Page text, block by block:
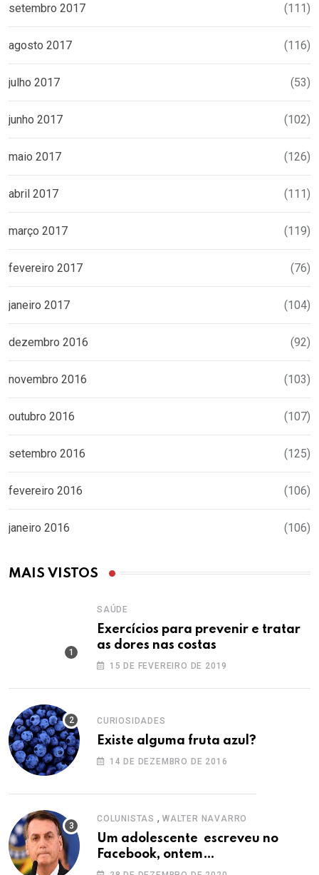
setembro 2017 (111)
agosto 2017 (116)
julho 2017 (53)
junho 2017 (102)
maio 2017 (126)
abril 2017 (111)
março 2017 (119)
fevereiro 2017 (76)
janeiro 2017 (104)
dezembro 2016 (92)
novembro 2016 (103)
outubro 2016 (107)
setembro 2016 (125)
fevereiro 2016 (106)
janeiro 2016 (106)
MAIS VISTOS
SAÚDE
Exercícios para prevenir e tratar
as dores nas costas
15 DE FEVEREIRO DE 2019
CURIOSIDADES
Existe alguma fruta azul?
14 DE DEZEMBRO DE 2016
COLUNISTAS , WALTER NAVARRO
Um adolescente escreveu no
Facebook, ontem…